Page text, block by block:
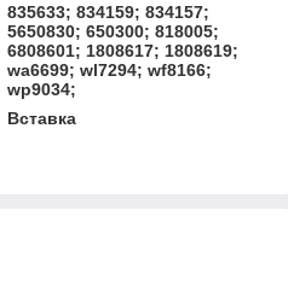
835633; 834159; 834157;
5650830; 650300; 818005;
6808601; 1808617; 1808619;
wa6699; wl7294; wf8166;
wp9034;
Вставка